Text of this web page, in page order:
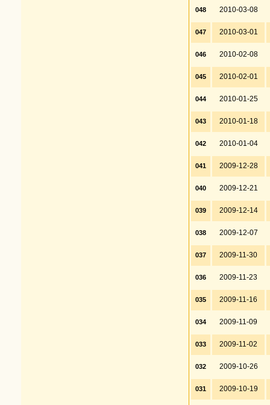
048 2010-03-08
047 2010-03-01
046 2010-02-08
045 2010-02-01
044 2010-01-25
043 2010-01-18
042 2010-01-04
041 2009-12-28
040 2009-12-21
039 2009-12-14
038 2009-12-07
037 2009-11-30
036 2009-11-23
035 2009-11-16
034 2009-11-09
033 2009-11-02
032 2009-10-26
031 2009-10-19